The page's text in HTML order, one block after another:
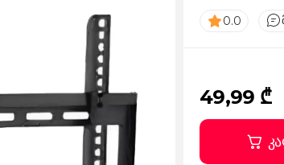
0.0
49,99 ₾